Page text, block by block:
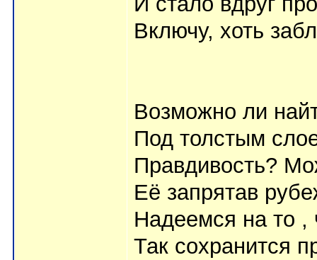
Включу, хоть
Возможно ли
Под толстым
Правдивость?
Её запрятав
Надеемся на то ,
Так сохранится